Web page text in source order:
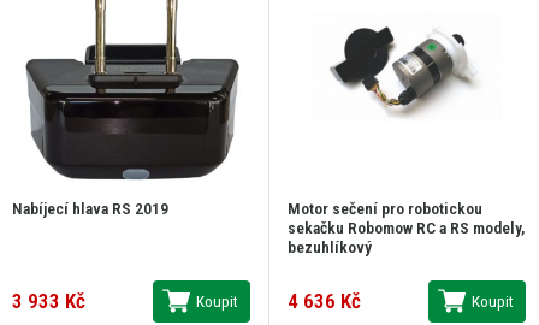
Nabíjecí hlava RS 2019
3 933 Kč Koupit
Motor sečení pro robotickou
sekačku Robomow RC a RS modely,
bezuhlíkový
4 636 Kč Koupit